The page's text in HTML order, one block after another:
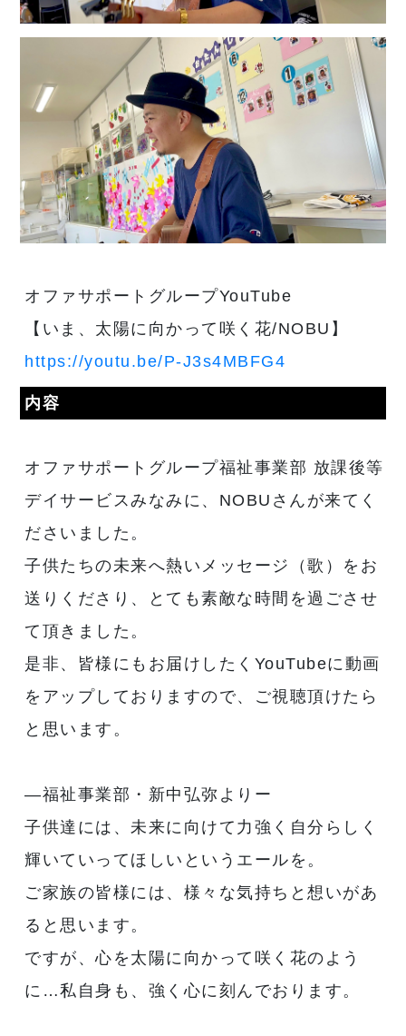
オファサポートグループYouTube
【いま、太陽に向かって咲く花/NOBU】
https://youtu.be/P-J3s4MBFG4
内容
オファサポートグループ福祉事業部 放課後等
デイサービスみなみに、NOBUさんが来てく
ださいました。
子供たちの未来へ熱いメッセージ（歌）をお
送りくださり、とても素敵な時間を過ごさせ
て頂きました。
是非、皆様にもお届けしたくYouTubeに動画
をアップしておりますので、ご視聴頂けたら
と思います。
―福祉事業部・新中弘弥よりー
子供達には、未来に向けて力強く自分らしく
輝いていってほしいというエールを。
ご家族の皆様には、様々な気持ちと想いがあ
ると思います。
ですが、心を太陽に向かって咲く花のよう
に…私自身も、強く心に刻んでおります。